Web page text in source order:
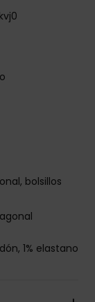
kvj0
bolsillos
1% elastano